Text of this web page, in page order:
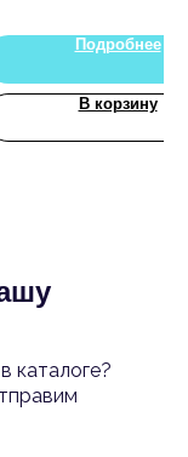
Подробнее
В корзину
каталоге?